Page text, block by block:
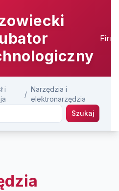
i
/
Narzędzia i
elektronarzędzia
Szukaj